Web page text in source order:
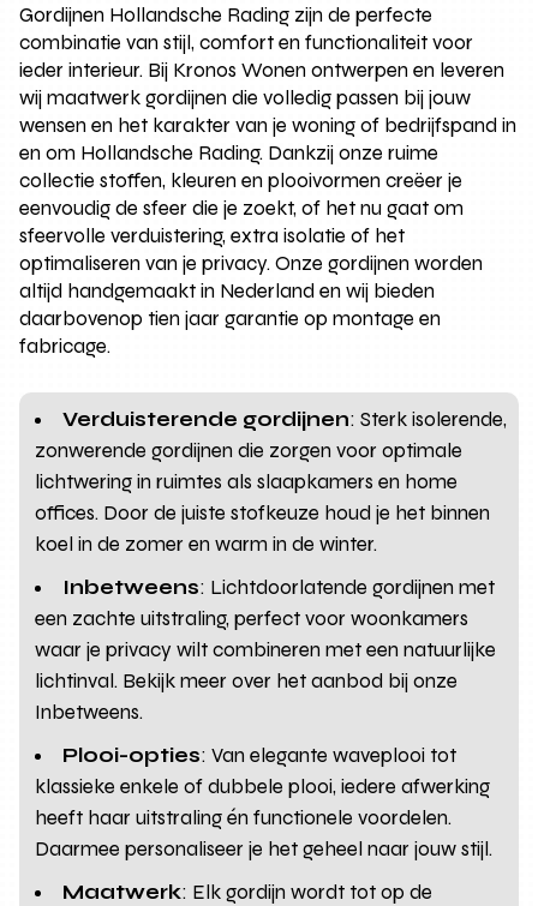
Gordijnen Hollandsche Rading zijn de perfecte
combinatie van stijl, comfort en functionaliteit voor
ieder interieur. Bij Kronos Wonen ontwerpen en leveren
wij maatwerk gordijnen die volledig passen bij jouw
wensen en het karakter van je woning of bedrijfspand in
en om Hollandsche Rading. Dankzij onze ruime
collectie stoffen, kleuren en plooivormen creëer je
eenvoudig de sfeer die je zoekt, of het nu gaat om
sfeervolle verduistering, extra isolatie of het
optimaliseren van je privacy. Onze gordijnen worden
altijd handgemaakt in Nederland en wij bieden
daarbovenop tien jaar garantie op montage en
fabricage.
Verduisterende gordijnen: Sterk isolerende,
zonwerende gordijnen die zorgen voor optimale
lichtwering in ruimtes als slaapkamers en home
offices. Door de juiste stofkeuze houd je het binnen
koel in de zomer en warm in de winter.
Inbetweens: Lichtdoorlatende gordijnen met
een zachte uitstraling, perfect voor woonkamers
waar je privacy wilt combineren met een natuurlijke
lichtinval. Bekijk meer over het aanbod bij onze
Inbetweens.
Plooi-opties: Van elegante waveplooi tot
klassieke enkele of dubbele plooi, iedere afwerking
heeft haar uitstraling én functionele voordelen.
Daarmee personaliseer je het geheel naar jouw stijl.
Maatwerk: Elk gordijn wordt tot op de